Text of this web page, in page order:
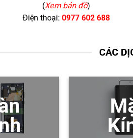
(Xem bản đồ)
Điện thoại: 0977 602 688
CÁC